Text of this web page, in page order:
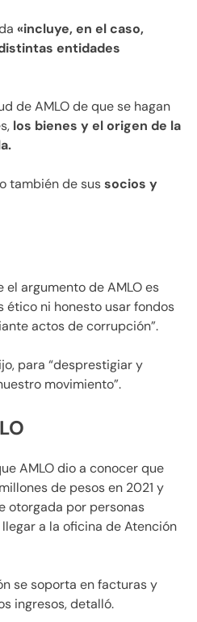
«incluye, en el caso,
entidades
de AMLO de que se hagan
los bienes y el origen de la
también de sussocios y
argumento de AMLO es
ético ni honesto usar fondos
actos de corrupción”.
para “desprestigiar y
movimiento”.
AMLO dio a conocer que
de pesos en 2021 y
otorgada por personas
a la oficina de Atención
se soporta en facturas y
ingresos, detalló.